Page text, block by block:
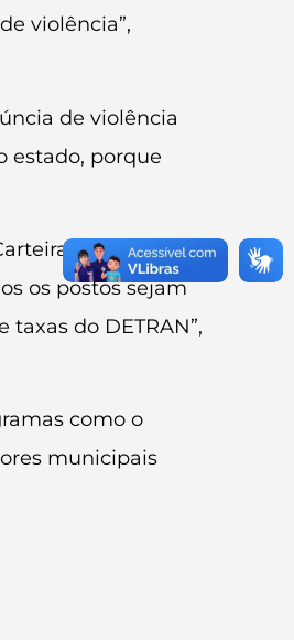
violência”,
de violência
estado, porque
de
os postos sejam
do DETRAN”,
como o
municipais